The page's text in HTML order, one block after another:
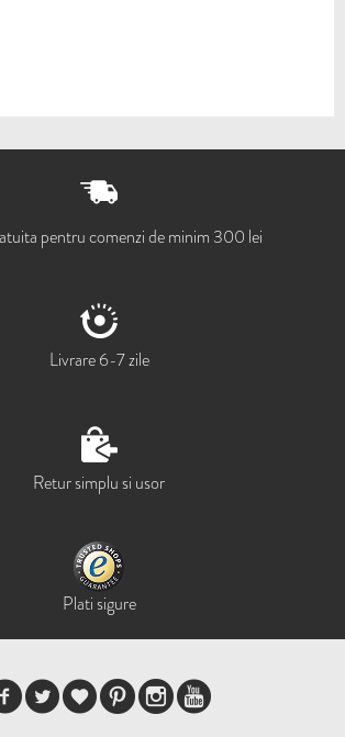
pentru comenzi de minim 300 lei
Livrare 6-7 zile
Retur simplu si usor
Plati sigure